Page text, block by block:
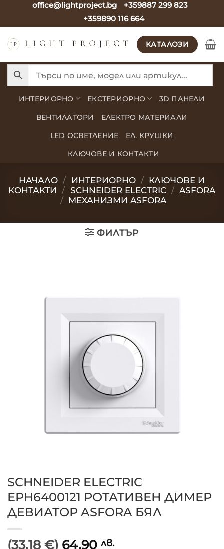
office@lightproject.bg
+359887 299 823
+359890 116 664
КАТАЛОЗИ
ИНТЕРИОРНО ЕКСТЕРИОРНО 3D ПАНЕЛИ
ВЕНТИЛАТОРИ ЕЛЕКТРО МАТЕРИАЛИ
LED ОСВЕТЛЕНИЕ ЕЛ. КРУШКИ
КЛЮЧОВЕ И КОНТАКТИ
НАЧАЛО / ИНТЕРИОРНО / КЛЮЧОВЕ И
КОНТАКТИ / SCHNEIDER ELECTRIC / ASFORA
/ МЕХАНИЗМИ ASFORA
ФИЛТЪР
SCHNEIDER ELECTRIC
EPH6400121 РОТАТИВЕН ДИМЕР
ДЕВИАТОР ASFORA БЯЛ
(33.18 €) 64.90 лв.